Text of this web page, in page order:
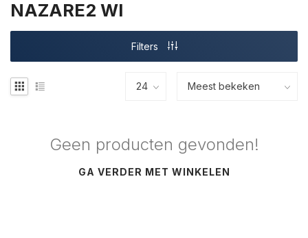
NAZARE2 WI
Filters
Geen producten gevonden!
GA VERDER MET WINKELEN